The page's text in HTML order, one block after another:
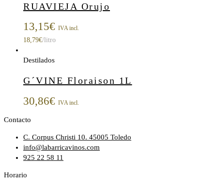
RUAVIEJA Orujo
13,15€ IVA incl.
18,79€/litro
Destilados
G´VINE Floraison 1L
30,86€ IVA incl.
Contacto
C. Corpus Christi 10. 45005 Toledo
info@labarricavinos.com
925 22 58 11
Horario